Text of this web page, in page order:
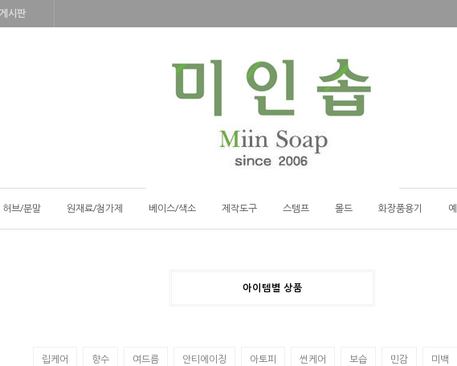
시판
허브/분말 원재료/첨가제 베이스/색소 제작도구 스템프 몰드 화장품용기
아이템별 상품
립케어 향수 여드름 안티에이징 아토피 썬케어 보습 민감 미백